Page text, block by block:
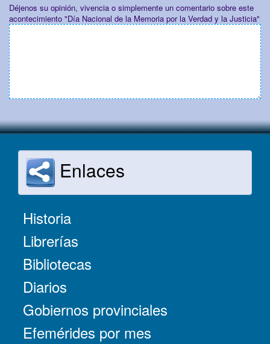
Déjenos su opinión, vivencia o simplemente un comentario sobre este
acontecimiento "Día Nacional de la Memoria por la Verdad y la Justicia"
Enlaces
Historia
Librerías
Bibliotecas
Diarios
Gobiernos provinciales
Efemérides por mes